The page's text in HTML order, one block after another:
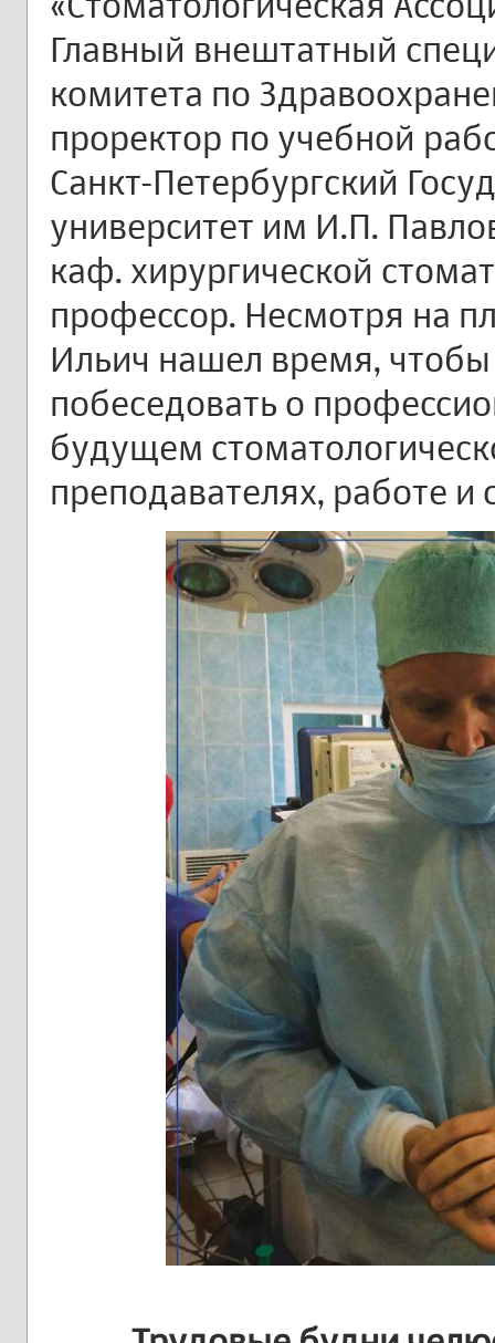
Главный внештатный
комитета по
проректор по учебной
Санкт-Петербургский
университет им И.П.
каф. хирургической
профессор. Несмотря на
Ильич нашел время, чтобы
побеседовать о
будущем
преподавателях, работе и